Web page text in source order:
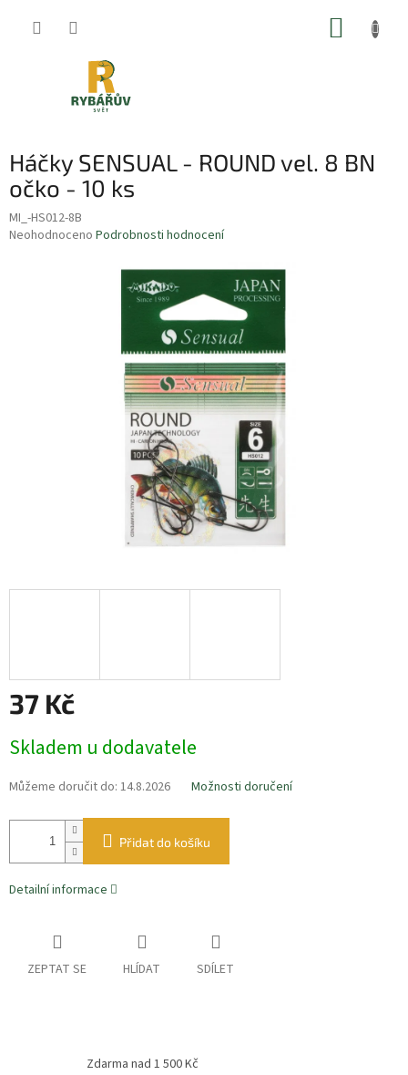
Háčky SENSUAL - ROUND vel. 8 BN
očko - 10 ks
MI_-HS012-8B
Průměrné
Neohodnoceno Podrobnosti hodnocení
37 Kč
cena:
Skladem u dodavatele
Můžeme doručit do: 14.8.2026 Možnosti doručení
Přidat do košíku
Detailní informace
ZEPTAT SE HLÍDAT SDÍLET
Zdarma nad 1 500 Kč